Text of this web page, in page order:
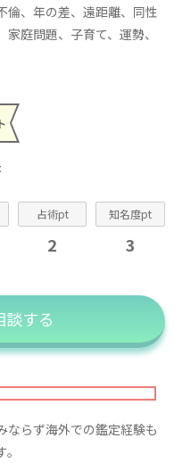
倫、年の差、遠距離、同性
庭問題、子育て、運勢、
占術pt
2
知名度pt
3
する
ならず海外での鑑定経験も